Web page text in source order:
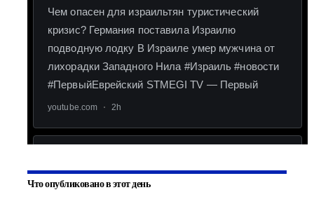
Что опубликовано в этот день